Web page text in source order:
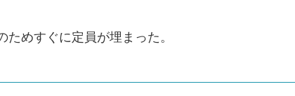
めすぐに定員が埋まった。